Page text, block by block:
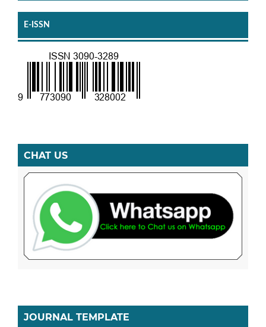
E-ISSN
CHAT US
JOURNAL TEMPLATE